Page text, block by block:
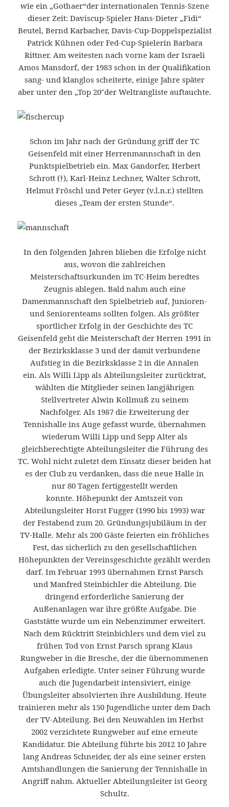
wie ein „Gothaer“der internationalen Tennis-Szene
dieser Zeit: Daviscup-Spieler Hans-Dieter „Fidi“
Beutel, Bernd Karbacher, Davis-Cup-Doppelspezialist
Patrick Kühnen oder Fed-Cup-Spielerin Barbara
Rittner. Am weitesten nach vorne kam der Israeli
Amos Mansdorf, der 1983 schon in der Qualifikation
sang- und klanglos scheiterte, einige Jahre später
aber unter den „Top 20″der Weltrangliste auftauchte.
Schon im Jahr nach der Gründung griff der TC
Geisenfeld mit einer Herrenmannschaft in den
Punktspielbetrieb ein. Max Gandorfer, Herbert
Schrott (†), Karl-Heinz Lechner, Walter Schrott,
Helmut Fröschl und Peter Geyer (v.l.n.r.) stellten
dieses „Team der ersten Stunde“.
In den folgenden Jahren blieben die Erfolge nicht
aus, wovon die zahlreichen
Meisterschaftsurkunden im TC-Heim beredtes
Zeugnis ablegen. Bald nahm auch eine
Damenmannschaft den Spielbetrieb auf, Junioren-
und Seniorenteams sollten folgen. Als größter
sportlicher Erfolg in der Geschichte des TC
Geisenfeld geht die Meisterschaft der Herren 1991 in
der Bezirksklasse 3 und der damit verbundene
Aufstieg in die Bezirksklasse 2 in die Annalen
ein. Als Willi Lipp als Abteilungsleiter zurücktrat,
wählten die Mitglieder seinen langjährigen
Stellvertreter Alwin Kollmuß zu seinem
Nachfolger. Als 1987 die Erweiterung der
Tennishalle ins Auge gefasst wurde, übernahmen
wiederum Willi Lipp und Sepp Alter als
gleichberechtigte Abteilungsleiter die Führung des
TC. Wohl nicht zuletzt dem Einsatz dieser beiden hat
es der Club zu verdanken, dass die neue Halle in
nur 80 Tagen fertiggestellt werden
konnte. Höhepunkt der Amtszeit von
Abteilungsleiter Horst Fugger (1990 bis 1993) war
der Festabend zum 20. Gründungsjubiläum in der
TV-Halle. Mehr als 200 Gäste feierten ein fröhliches
Fest, das sicherlich zu den gesellschaftlichen
Höhepunkten der Vereinsgeschichte gezählt werden
darf. Im Februar 1993 übernahmen Ernst Parsch
und Manfred Steinbichler die Abteilung. Die
dringend erforderliche Sanierung der
Außenanlagen war ihre größte Aufgabe. Die
Gaststätte wurde um ein Nebenzimmer erweitert.
Nach dem Rücktritt Steinbichlers und dem viel zu
frühen Tod von Ernst Parsch sprang Klaus
Rungweber in die Bresche, der die übernommenen
Aufgaben erledigte. Unter seiner Führung wurde
auch die Jugendarbeit intensiviert, einige
Übungsleiter absolvierten ihre Ausbildung. Heute
trainieren mehr als 150 Jugendliche unter dem Dach
der TV-Abteilung. Bei den Neuwahlen im Herbst
2002 verzichtete Rungweber auf eine erneute
Kandidatur. Die Abteilung führte bis 2012 10 Jahre
lang Andreas Schneider, der als eine seiner ersten
Amtshandlungen die Sanierung der Tennishalle in
Angriff nahm. Aktueller Abteilungsleiter ist Georg
Schultz.